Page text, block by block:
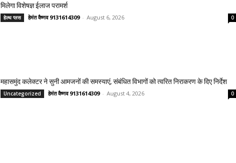
मिलेगा विशेषज्ञ ईलाज परामर्श
हेल्थ प्लस हेमंत वैष्णव 9131614309 - August 6, 2026 0
महासमुंद कलेक्टर ने सुनी आमजनों की समस्याएं, संबंधित विभागों को त्वरित निराकरण के दिए निर्देश
Uncategorized हेमंत वैष्णव 9131614309 - August 4, 2026 0